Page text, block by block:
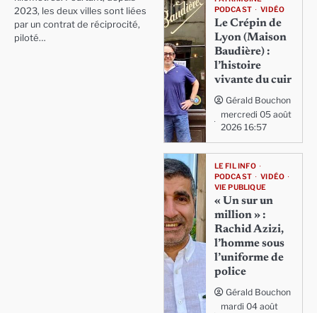
2023, les deux villes sont liées
par un contrat de réciprocité,
piloté…
PODCAST
VIDÉO
Le Crépin de
Lyon (Maison
Baudière) :
l’histoire
vivante du cuir
Gérald Bouchon
mercredi 05 août
2026 16:57
LE FIL INFO
PODCAST
VIDÉO
VIE PUBLIQUE
« Un sur un
million » :
Rachid Azizi,
l’homme sous
l’uniforme de
police
Gérald Bouchon
mardi 04 août